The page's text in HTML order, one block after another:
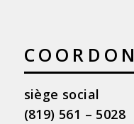
siège social
(819) 561 – 5028